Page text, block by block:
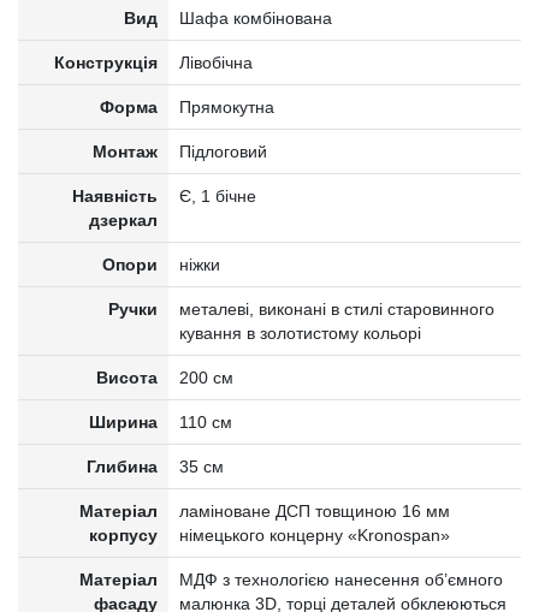
Вид Шафа комбінована
Конструкція Лівобічна
Форма Прямокутна
Монтаж Підлоговий
Наявність
дзеркал
Є, 1 бічне
Опори ніжки
Ручки
металеві, виконані в стилі старовинного
кування в золотистому кольорі
Висота 200 см
Ширина 110 см
Глибина 35 см
Матеріал
корпусу
ламіноване ДСП товщиною 16 мм
німецького концерну «Kronospan»
Матеріал
фасаду
МДФ з технологією нанесення об’ємного
малюнка 3D, торці деталей обклеюються